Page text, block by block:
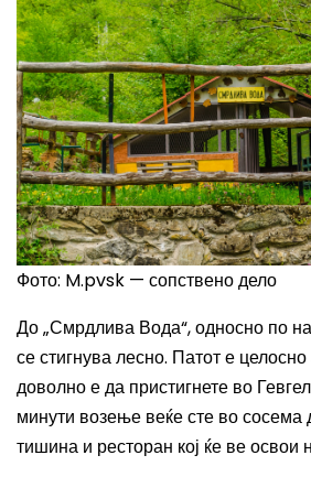
Фото: M.pvsk — сопствено дело
До „Смрдлива Вода“, односно по
се стигнува лесно. Патот е
доволно е да пристигнете во
минути возење веќе сте во сосема
тишина и ресторан кој ќе ве освои